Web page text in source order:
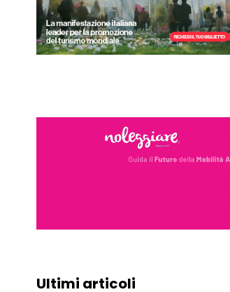
Ultimi articoli